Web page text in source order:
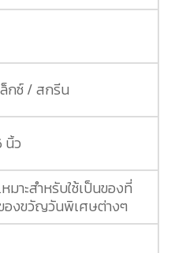
กซ์ / สกรีน
นิ้ว
าะสำหรับใช้เป็นของที่
องขวัญวันพิเศษต่างๆ